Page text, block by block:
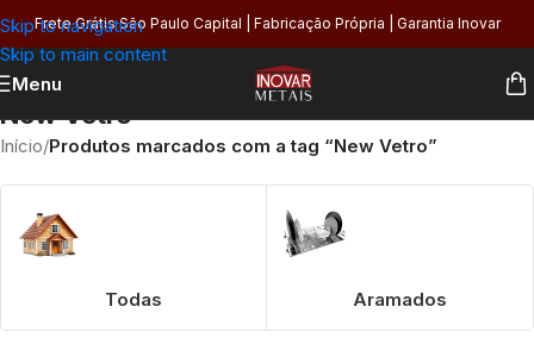
Skip to navigation
Skip to main content
Frete Grátis São Paulo Capital | Fabricação Própria | Garantia Inovar
Menu
New Vetro
Início/Produtos marcados com a tag “New Vetro”
Todas Aramados